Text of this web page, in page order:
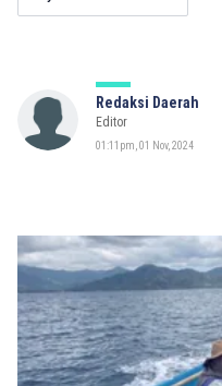
Redaksi Daerah
Editor
01:11pm, 01 Nov, 2024